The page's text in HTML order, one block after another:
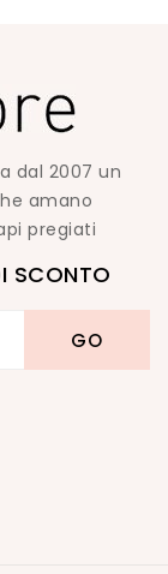
dal 2007 un
amano
pregiati
SCONTO